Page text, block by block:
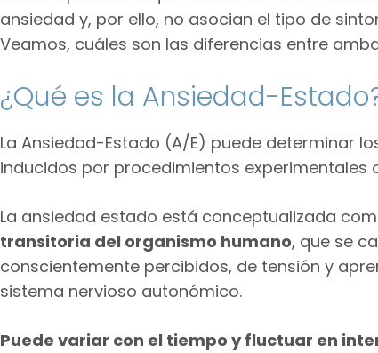
ansiedad y, por ello, no asocian el tipo de
Veamos, cuáles son las diferencias entre
¿Qué es la Ansiedad-
La Ansiedad-Estado (A/E) puede determinar
inducidos por procedimientos experimentales
La ansiedad estado está conceptualizada
transitoria del organismo humano, que se
conscientemente percibidos, de tensión y
sistema nervioso autonómico.
Puede variar con el tiempo y fluctuar en